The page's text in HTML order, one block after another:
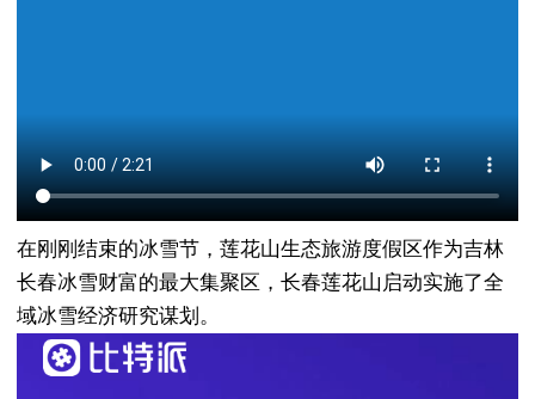
在刚刚结束的冰雪节，莲花山生态旅游度假区作为吉林
长春冰雪财富的最大集聚区，长春莲花山启动实施了全
域冰雪经济研究谋划。